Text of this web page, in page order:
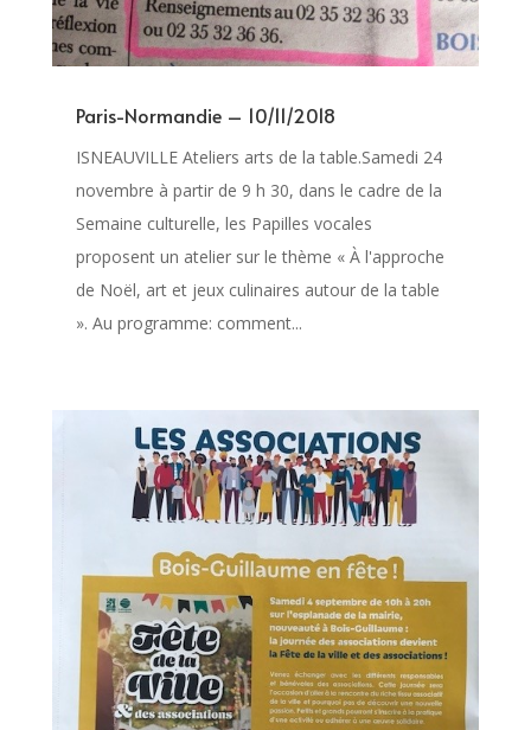
Paris-Normandie – 10/11/2018
ISNEAUVILLE Ateliers arts de la table.Samedi 24
novembre à partir de 9 h 30, dans le cadre de la
Semaine culturelle, les Papilles vocales
proposent un atelier sur le thème « À l'approche
de Noël, art et jeux culinaires autour de la table
». Au programme: comment...